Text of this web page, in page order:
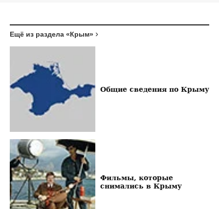
Ещё из раздела «Крым»
Общие сведения по Крыму
Фильмы, которые
снимались в Крыму